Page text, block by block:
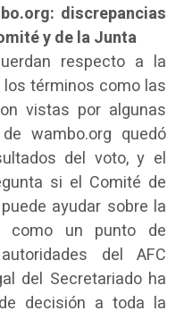
discrepancias
y de la Junta
respecto a la
términos como las
vistas por algunas
wambo.org quedó
del voto, y el
si el Comité de
ayudar sobre la
como un punto de
del AFC
del Secretariado ha
decisión a toda la